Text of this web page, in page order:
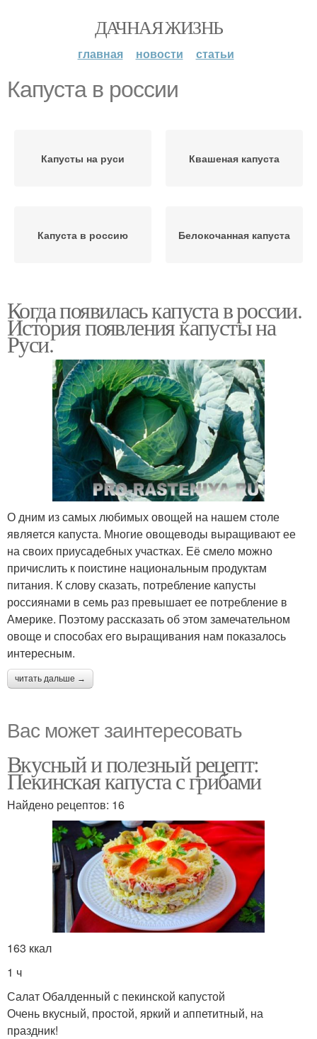
ДАЧНАЯ ЖИЗНЬ
главная новости статьи
Капуста в россии
Капусты на руси Квашеная капуста
Капуста в россию Белокочанная капуста
Когда появилась капуста в россии.
История появления капусты на
Руси.
О дним из самых любимых овощей на нашем столе
является капуста. Многие овощеводы выращивают ее
на своих приусадебных участках. Её смело можно
причислить к поистине национальным продуктам
питания. К слову сказать, потребление капусты
россиянами в семь раз превышает ее потребление в
Америке. Поэтому рассказать об этом замечательном
овоще и способах его выращивания нам показалось
интересным.
читать дальше →
Вас может заинтересовать
Вкусный и полезный рецепт:
Пекинская капуста с грибами
Найдено рецептов: 16
163 ккал
1 ч
Салат Обалденный с пекинской капустой
Очень вкусный, простой, яркий и аппетитный, на
праздник!